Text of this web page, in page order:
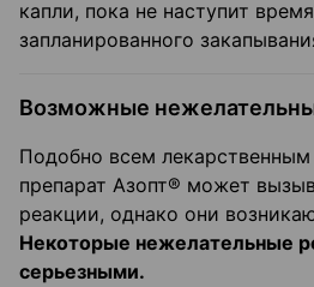
капли, пока не наступит
запланированного
Возможные
Подобно всем лекарственным
препарат Азопт® может
реакции, однако они
Некоторые нежелательные
серьезными.